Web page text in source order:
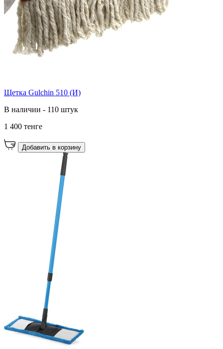
Щетка Gulchin 510 (И)
В наличии - 110 штук
1 400 тенге
Добавить в корзину